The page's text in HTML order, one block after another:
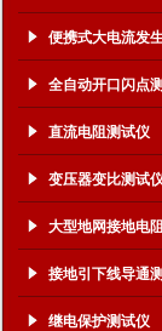
便携式大电流发
全自动开口闪点
直流电阻测试仪
变压器变比测试
大型地网接地电
接地引下线导通
继电保护测试仪